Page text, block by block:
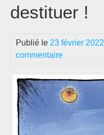
destituer !
Publié le 23 février 2022
commentaire